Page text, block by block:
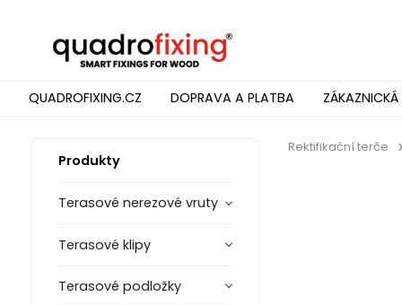
QUADROFIXING.CZ DOPRAVA A PLATBA ZÁKAZNICKÁ
Produkty
Terasové nerezové vruty
Terasové klipy
Terasové podložky
Rektifikační terče